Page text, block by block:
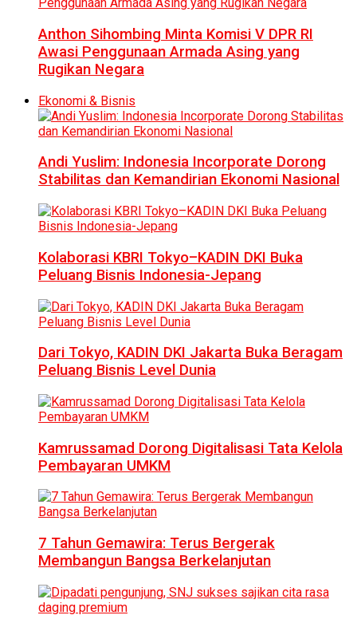
Anthon Sihombing Minta Komisi V DPR RI
Awasi Penggunaan Armada Asing yang
Rugikan Negara
Ekonomi & Bisnis
Andi Yuslim: Indonesia Incorporate Dorong
Stabilitas dan Kemandirian Ekonomi Nasional
Kolaborasi KBRI Tokyo–KADIN DKI Buka
Peluang Bisnis Indonesia-Jepang
Dari Tokyo, KADIN DKI Jakarta Buka Beragam
Peluang Bisnis Level Dunia
Kamrussamad Dorong Digitalisasi Tata Kelola
Pembayaran UMKM
7 Tahun Gemawira: Terus Bergerak
Membangun Bangsa Berkelanjutan